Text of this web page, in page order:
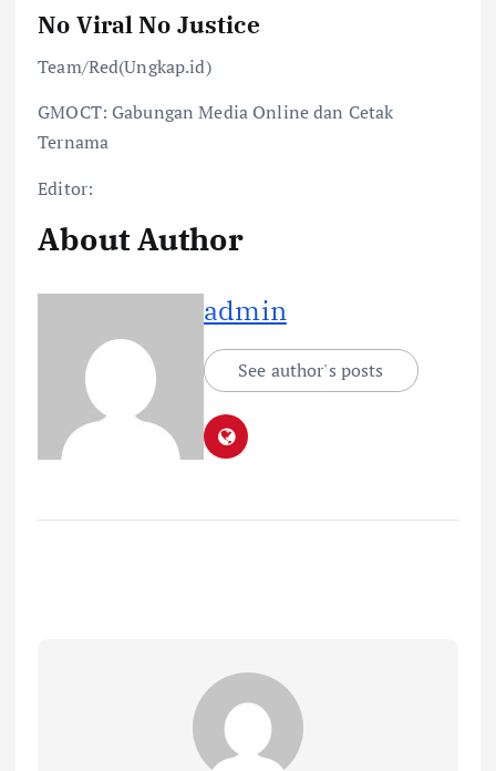
No Viral No Justice
Team/Red(Ungkap.id)
GMOCT: Gabungan Media Online dan Cetak
Ternama
Editor:
About Author
admin
See author's posts